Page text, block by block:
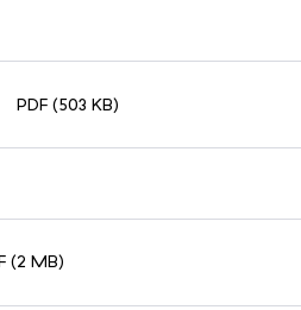
PDF (503 KB)
(2 MB)